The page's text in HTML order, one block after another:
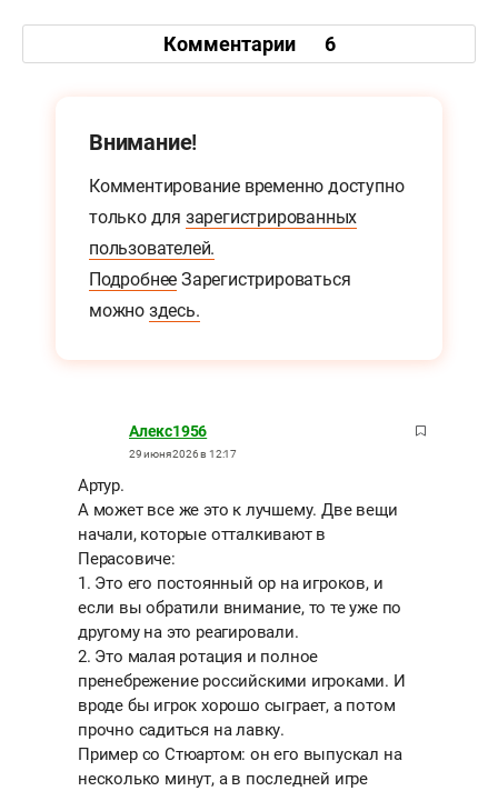
Комментарии 6
Внимание!
Комментирование временно доступно
только для зарегистрированных
пользователей.
Подробнее Зарегистрироваться
можно здесь.
Алекс1956
29 июня 2026 в 12:17
Артур.
А может все же это к лучшему. Две вещи
начали, которые отталкивают в
Перасовиче:
1. Это его постоянный ор на игроков, и
если вы обратили внимание, то те уже по
другому на это реагировали.
2. Это малая ротация и полное
пренебрежение российскими игроками. И
вроде бы игрок хорошо сыграет, а потом
прочно садиться на лавку.
Пример со Стюартом: он его выпускал на
несколько минут, а в последней игре